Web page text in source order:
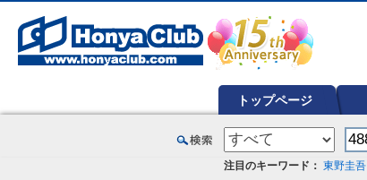
トップページ
注目のキーワード： 東野圭吾